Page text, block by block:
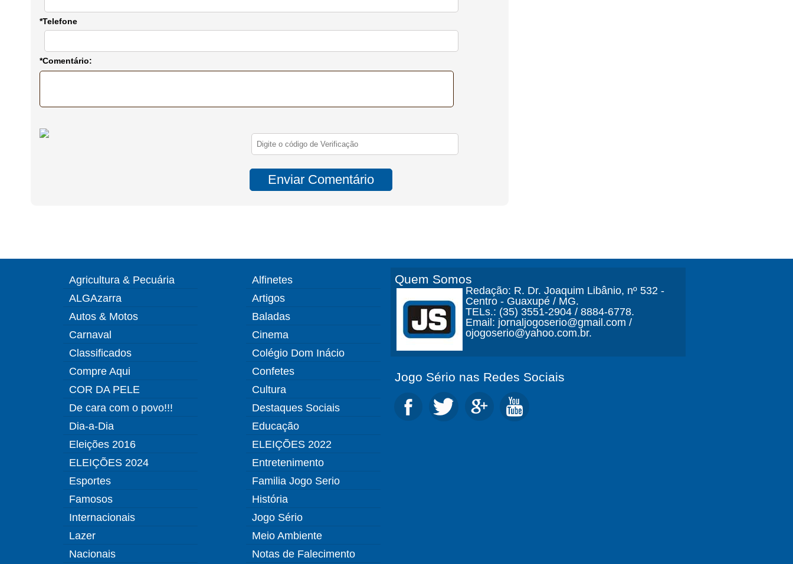
*Telefone
*Comentário:
Agricultura & Pecuária
ALGAzarra
Autos & Motos
Carnaval
Classificados
Compre Aqui
COR DA PELE
De cara com o povo!!!
Dia-a-Dia
Eleições 2016
ELEIÇÕES 2024
Esportes
Famosos
Internacionais
Lazer
Nacionais
Alfinetes
Artigos
Baladas
Cinema
Colégio Dom Inácio
Confetes
Cultura
Destaques Sociais
Educação
ELEIÇÕES 2022
Entretenimento
Familia Jogo Serio
História
Jogo Sério
Meio Ambiente
Notas de Falecimento
Quem Somos
Redação: R. Dr. Joaquim Libânio, nº 532 -
Centro - Guaxupé / MG.
TELs.: (35) 3551-2904 / 8884-6778.
Email: jornaljogoserio@gmail.com /
ojogoserio@yahoo.com.br.
Jogo Sério nas Redes Sociais